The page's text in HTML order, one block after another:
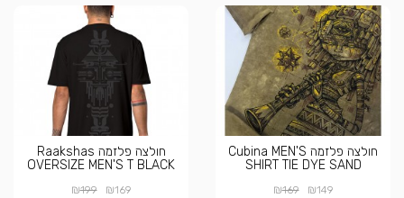
חולצה פלזמה Cubina MEN'S
SHIRT TIE DYE SAND
₪149
₪169
חולצה פלזמה Raakshas
OVERSIZE MEN'S T BLACK
₪169
₪199